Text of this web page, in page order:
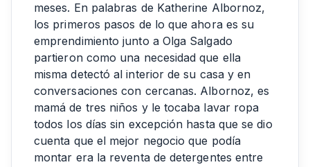
meses. En palabras de Katherine Albornoz,
los primeros pasos de lo que ahora es su
emprendimiento junto a Olga Salgado
partieron como una necesidad que ella
misma detectó al interior de su casa y en
conversaciones con cercanas. Albornoz, es
mamá de tres niños y le tocaba lavar ropa
todos los días sin excepción hasta que se dio
cuenta que el mejor negocio que podía
montar era la reventa de detergentes entre